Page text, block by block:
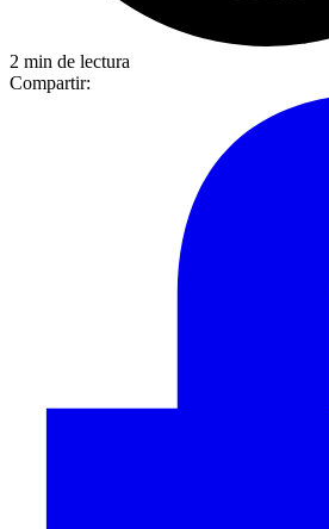
2 min de lectura
Compartir: